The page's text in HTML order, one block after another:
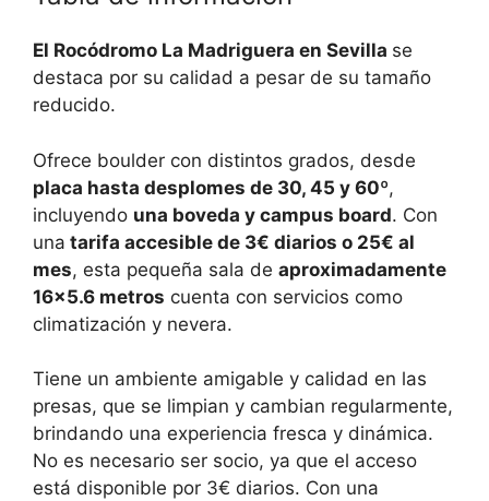
El Rocódromo La Madriguera en Sevilla se
destaca por su calidad a pesar de su tamaño
reducido.
Ofrece boulder con distintos grados, desde
placa hasta desplomes de 30, 45 y 60º,
incluyendo una boveda y campus board. Con
una tarifa accesible de 3€ diarios o 25€ al
mes, esta pequeña sala de aproximadamente
16×5.6 metros cuenta con servicios como
climatización y nevera.
Tiene un ambiente amigable y calidad en las
presas, que se limpian y cambian regularmente,
brindando una experiencia fresca y dinámica.
No es necesario ser socio, ya que el acceso
está disponible por 3€ diarios. Con una